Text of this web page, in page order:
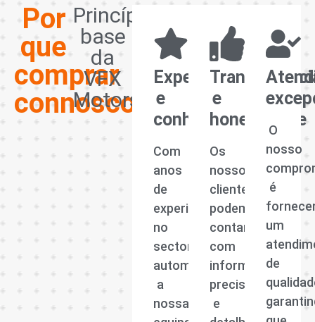
Por
que
comprar
connosco?
Princípios
base
da
VFX
Motors
Experiência
e
conhecimento
Com
anos
de
experiência
no
sector
automóvel,
a
nossa
e
honestidade
Os
nossos
clientes
podem
contar
com
informações
precisas
e
O
nosso
é
um
de